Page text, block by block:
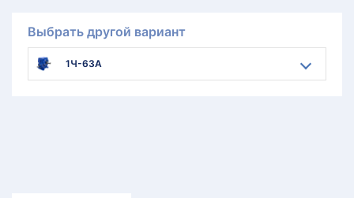
Выбрать другой вариант
1Ч-63А